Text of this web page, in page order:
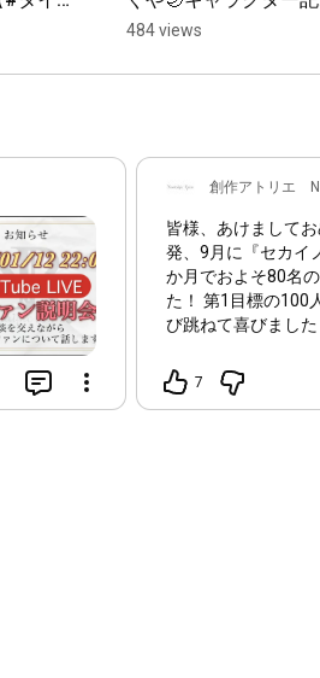
念日イラスト
484 views
創作アトリエ
皆様、あけましておめでと
発、9月に『セカイ
か月でおよそ80名
た！ 第1目標の100
び跳ねて喜びました；； 今年は「第1章 血濡れの
Nostalgic Rainおよ
方に知っていただ
7